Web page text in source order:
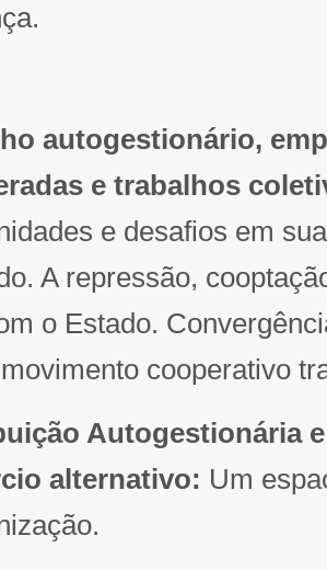
autogestionário,
e trabalhos
e desafios em
A repressão,
o Estado.
cooperativo
Autogestionária
alternativo: Um